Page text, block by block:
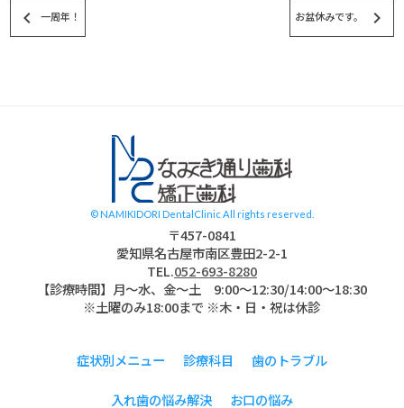
keyboard_arrow_left 一周年！ お盆休みです。 keyboard_arrow_right
© NAMIKIDORI DentalClinic All rights reserved.
〒457-0841
愛知県名古屋市南区豊田2-2-1
TEL.052-693-8280
【診療時間】月〜水、金～土 9:00〜12:30/14:00～18:30
※土曜のみ18:00まで ※木・日・祝は休診
症状別メニュー 診療科目 歯のトラブル
入れ歯の悩み解決 お口の悩み